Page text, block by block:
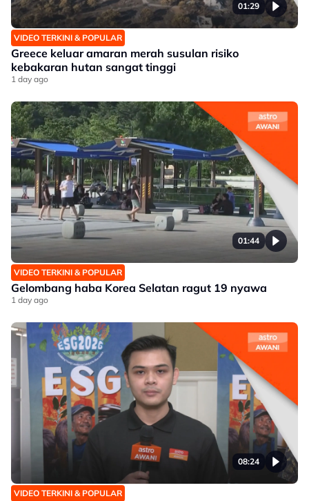
01:29
VIDEO TERKINI & POPULAR
Greece keluar amaran merah susulan risiko
kebakaran hutan sangat tinggi
1 day ago
01:44
VIDEO TERKINI & POPULAR
Gelombang haba Korea Selatan ragut 19 nyawa
1 day ago
08:24
VIDEO TERKINI & POPULAR